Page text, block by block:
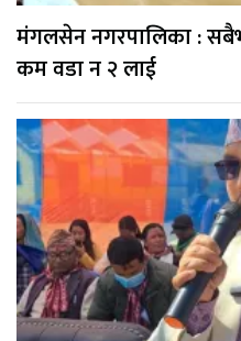
मंगलसेन नगरपालिका :
कम वडा न २ लाई